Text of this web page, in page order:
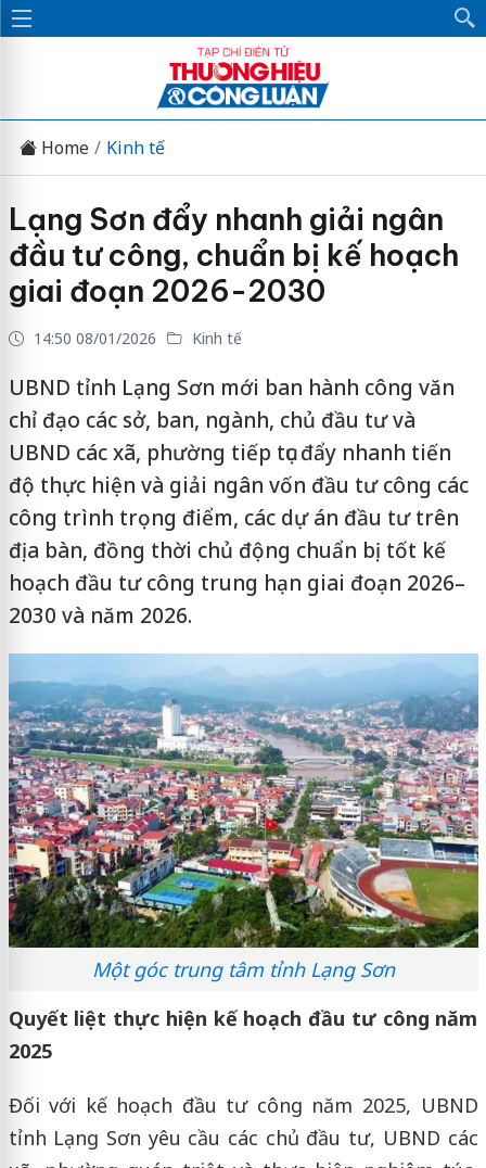
Home Kinh tế
Lạng Sơn đẩy nhanh giải ngân
đầu tư công, chuẩn bị kế hoạch
giai đoạn 2026-2030
14:50 08/01/2026 Kinh tế
UBND tỉnh Lạng Sơn mới ban hành công văn
chỉ đạo các sở, ban, ngành, chủ đầu tư và
UBND các xã, phường tiếp tục đẩy nhanh tiến
độ thực hiện và giải ngân vốn đầu tư công các
công trình trọng điểm, các dự án đầu tư trên
địa bàn, đồng thời chủ động chuẩn bị tốt kế
hoạch đầu tư công trung hạn giai đoạn 2026–
2030 và năm 2026.
Một góc trung tâm tỉnh Lạng Sơn
Quyết liệt thực hiện kế hoạch đầu tư công năm
2025
Đối với kế hoạch đầu tư công năm 2025, UBND
tỉnh Lạng Sơn yêu cầu các chủ đầu tư, UBND các